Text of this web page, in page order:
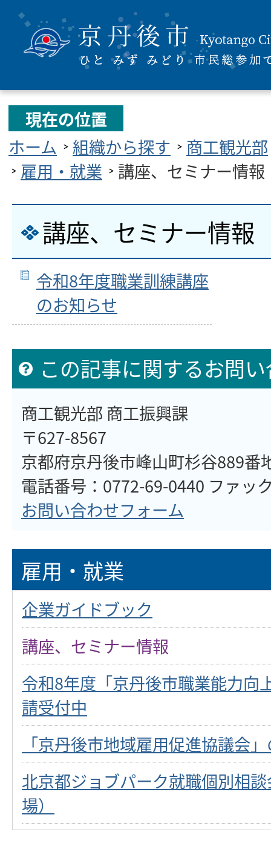
現在の位置
ホーム
組織から探す
商工観光部
雇用・就業
講座、セミナー情報
講座、セミナー情報
令和8年度職業訓練講座
のお知らせ
この記事に関するお問
商工観光部 商工振興課
〒627-8567
京都府京丹後市峰山町杉谷889番
電話番号：0772-69-0440 ファッ
お問い合わせフォーム
雇用・就業
企業ガイドブック
講座、セミナー情報
令和8年度「京丹後市職業能力向
請受付中
「京丹後市地域雇用促進協議会
北京都ジョブパーク就職個別相
場）